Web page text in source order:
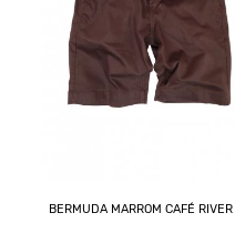
BERMUDA MARROM CAFÉ RIVER